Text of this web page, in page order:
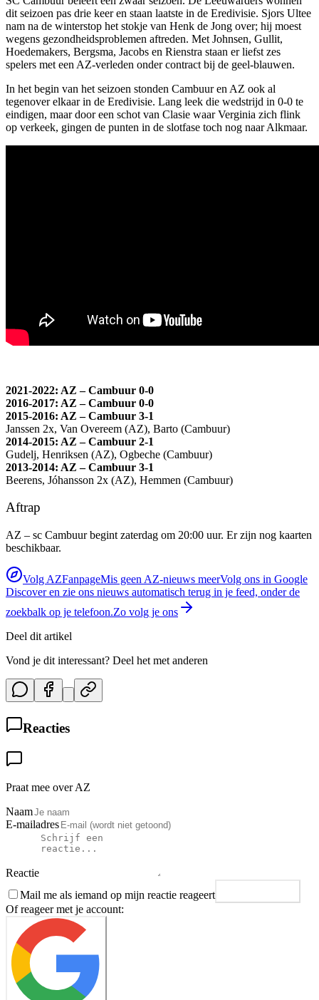
dit seizoen pas drie keer en staan laatste in de Eredivisie. Sjors Ultee
nam na de winterstop het stokje van Henk de Jong over; hij moest
wegens gezondheidsproblemen aftreden. Met Johnsen, Gullit,
Hoedemakers, Bergsma, Jacobs en Rienstra staan er liefst zes
spelers met een AZ-verleden onder contract bij de geel-blauwen.
In het begin van het seizoen stonden Cambuur en AZ ook al
tegenover elkaar in de Eredivisie. Lang leek die wedstrijd in 0-0 te
eindigen, maar door een schot van Clasie waar Verginia zich flink
op verkeek, gingen de punten in de slotfase toch nog naar Alkmaar.
2021-2022: AZ – Cambuur 0-0
2016-2017: AZ – Cambuur 0-0
2015-2016: AZ – Cambuur 3-1
Janssen 2x, Van Overeem (AZ), Barto (Cambuur)
2014-2015: AZ – Cambuur 2-1
Gudelj, Henriksen (AZ), Ogbeche (Cambuur)
2013-2014: AZ – Cambuur 3-1
Beerens, Jóhansson 2x (AZ), Hemmen (Cambuur)
Aftrap
AZ – sc Cambuur begint zaterdag om 20:00 uur. Er zijn nog kaarten
beschikbaar.
Volg AZFanpageMis geen AZ-nieuws meerVolg ons in Google
Discover en zie ons nieuws automatisch terug in je feed, onder de
zoekbalk op je telefoon.Zo volg je ons
Deel dit artikel
Vond je dit interessant? Deel het met anderen
Reacties
Praat mee over AZ
Naam
E-mailadres
Reactie
Mail me als iemand op mijn reactie reageert
Of reageer met je account: